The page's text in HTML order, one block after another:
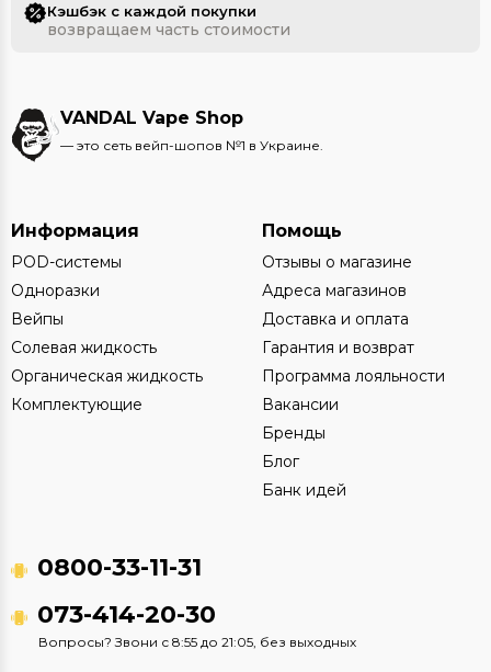
Кэшбэк с каждой покупки
возвращаем часть стоимости
VANDAL Vape Shop
— это сеть вейп-шопов №1 в Украине.
Информация
POD-системы
Одноразки
Вейпы
Солевая жидкость
Органическая жидкость
Комплектующие
Помощь
Отзывы о магазине
Адреса магазинов
Доставка и оплата
Гарантия и возврат
Программа лояльности
Вакансии
Бренды
Блог
Банк идей
0800-33-11-31
073-414-20-30
Вопросы? Звони с 8:55 до 21:05, без выходных